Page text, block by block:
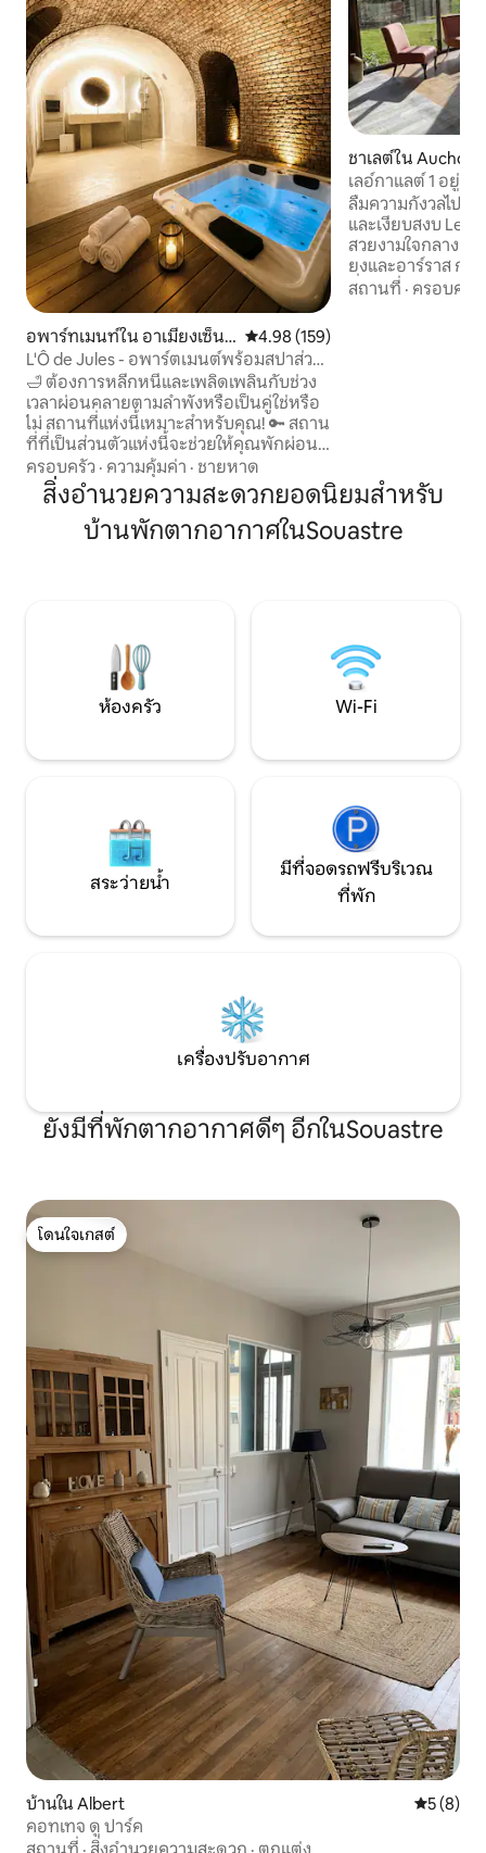
อพาร์ทเมนท์ใน อาเมียงเซ็นเ
ตอร์วิลล์
คะแนนเฉลี่ย 4.98 จาก 5, 159 รีวิว
4.98 (159)
L'Ô de Jules - อพาร์ตเมนต์พร้อมสปาส่วน
ตัว
🛁 ต้องการหลีกหนีและเพลิดเพลินกับช่วง
เวลาผ่อนคลายตามลำพังหรือเป็นคู่ใช่หรือ
ไม่ สถานที่แห่งนี้เหมาะสำหรับคุณ! 🔑 สถาน
ที่ที่เป็นส่วนตัวแห่งนี้จะช่วยให้คุณพักผ่อน
จากความวุ่นวายและความเครียดในชีวิต
ประจำวันได้เป็นเวลาหนึ่งคืนหรือมากกว่า
นั้น ผ่อนคลายในบรรยากาศที่ไม่เหมือนใคร
ด้วยสปาส่วนตัวที่จองไว้สำหรับคุณโดย
ครอบครัว · ความคุ้มค่า · ชายหาด
ชาเลต์ใน
เลอ์กาแลต์ 1 อยู่ท่
ลืมความกังวลไปไ
และเงียบสงบ Les
สวยงามใจกลางชนบทปิกา
ยงและอาร์ราส ก
ที่สมบูรณ์แบบสำห
สถานที่ · ครอบครัว
สิ่งอำนวยความสะดวกยอดนิยมสำหรับ
บ้านพักตากอากาศในSouastre
ห้องครัว Wi-Fi
สระว่ายน้ำ
มีที่จอดรถฟรีบริเวณ
ที่พัก
เครื่องปรับอากาศ
ยังมีที่พักตากอากาศดีๆ อีกในSouastre
โดนใจเกสต์
โดนใจเกสต์
บ้านใน Albert คะแนนเฉ
5 (8)
คอทเทจ ดู ปาร์ค
สถานที่ · สิ่งอำนวยความสะดวก · ตกแต่ง